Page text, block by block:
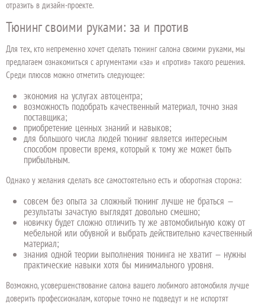
отразить в дизайн-проекте.
Тюнинг своими руками: за и против
Для тех, кто непременно хочет сделать тюнинг салона своими руками, мы
предлагаем ознакомиться с аргументами «за» и «против» такого решения.
Среди плюсов можно отметить следующее:
экономия на услугах автоцентра;
возможность подобрать качественный материал, точно зная
поставщика;
приобретение ценных знаний и навыков;
для большого числа людей тюнинг является интересным
способом провести время, который к тому же может быть
прибыльным.
Однако у желания сделать все самостоятельно есть и оборотная сторона:
совсем без опыта за сложный тюнинг лучше не браться —
результаты зачастую выглядят довольно смешно;
новичку будет сложно отличить ту же автомобильную кожу от
мебельной или обувной и выбрать действительно качественный
материал;
знания одной теории выполнения тюнинга не хватит — нужны
практические навыки хотя бы минимального уровня.
Возможно, усовершенствование салона вашего любимого автомобиля лучше
доверить профессионалам, которые точно не подведут и не испортят